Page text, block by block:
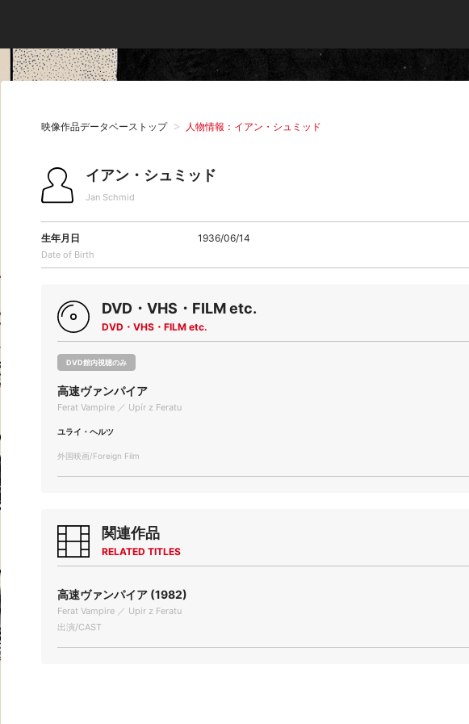
映像作品データベーストップ 人物情報：イアン・シュミッド
イアン・シュミッド
Jan Schmid
生年月日
Date of Birth
1936/06/14
DVD・VHS・FILM etc.
DVD・VHS・FILM etc.
DVD館内視聴のみ
高速ヴァンパイア
Ferat Vampire ／ Upír z Feratu
ユライ・ヘルツ
外国映画/Foreign Film
関連作品
RELATED TITLES
高速ヴァンパイア (1982)
Ferat Vampire ／ Upir z Feratu
出演/CAST